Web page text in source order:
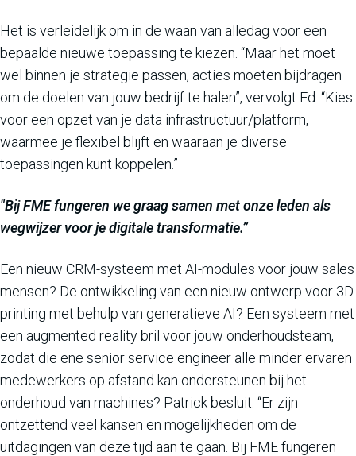
Het is verleidelijk om in de waan van alledag voor een
bepaalde nieuwe toepassing te kiezen. “Maar het moet
wel binnen je strategie passen, acties moeten bijdragen
om de doelen van jouw bedrijf te halen”, vervolgt Ed. “Kies
voor een opzet van je data infrastructuur/platform,
waarmee je flexibel blijft en waaraan je diverse
toepassingen kunt koppelen.”
"Bij FME fungeren we graag samen met onze leden als
wegwijzer voor je digitale transformatie.”
Een nieuw CRM-systeem met AI-modules voor jouw sales
mensen? De ontwikkeling van een nieuw ontwerp voor 3D
printing met behulp van generatieve AI? Een systeem met
een augmented reality bril voor jouw onderhoudsteam,
zodat die ene senior service engineer alle minder ervaren
medewerkers op afstand kan ondersteunen bij het
onderhoud van machines? Patrick besluit: “Er zijn
ontzettend veel kansen en mogelijkheden om de
uitdagingen van deze tijd aan te gaan. Bij FME fungeren